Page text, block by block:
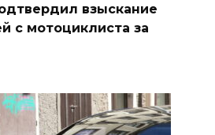
взыскание
с мотоциклиста за